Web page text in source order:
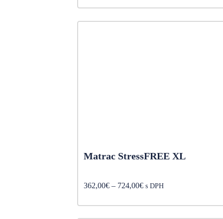
360,00€
through
Matrac StressFREE XL
362,00€ – 724,00€Price
362,00€
s DPH